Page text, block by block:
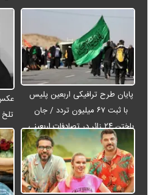
پایان طرح ترافیکی اربعین پلیس
با ثبت ۶۷ میلیون تردد / جان
باختن ۲۴ زائر در تصادفات اربعینی